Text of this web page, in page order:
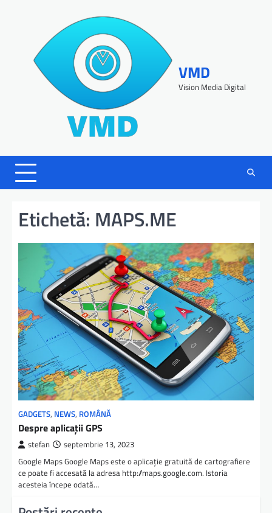
VMD
Vision Media Digital
Etichetă: MAPS.ME
GADGETS, NEWS, ROMÂNĂ
Despre aplicații GPS
stefan septembrie 13, 2023
Google Maps Google Maps este o aplicaţie gratuită de cartografiere
ce poate fi accesată la adresa http://maps.google.com. Istoria
acesteia începe odată…